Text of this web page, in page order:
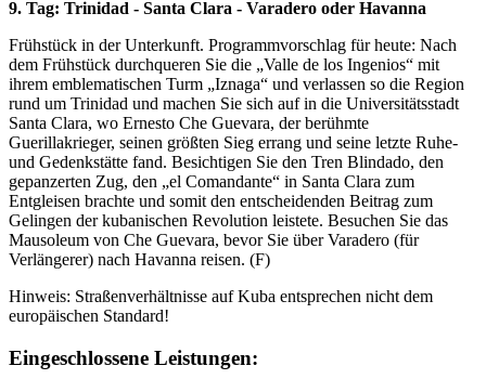
9. Tag: Trinidad - Santa Clara - Varadero oder Havanna
Frühstück in der Unterkunft. Programmvorschlag für heute: Nach
dem Frühstück durchqueren Sie die „Valle de los Ingenios“ mit
ihrem emblematischen Turm „Iznaga“ und verlassen so die Region
rund um Trinidad und machen Sie sich auf in die Universitätsstadt
Santa Clara, wo Ernesto Che Guevara, der berühmte
Guerillakrieger, seinen größten Sieg errang und seine letzte Ruhe-
und Gedenkstätte fand. Besichtigen Sie den Tren Blindado, den
gepanzerten Zug, den „el Comandante“ in Santa Clara zum
Entgleisen brachte und somit den entscheidenden Beitrag zum
Gelingen der kubanischen Revolution leistete. Besuchen Sie das
Mausoleum von Che Guevara, bevor Sie über Varadero (für
Verlängerer) nach Havanna reisen. (F)
Hinweis: Straßenverhältnisse auf Kuba entsprechen nicht dem
europäischen Standard!
Eingeschlossene Leistungen: